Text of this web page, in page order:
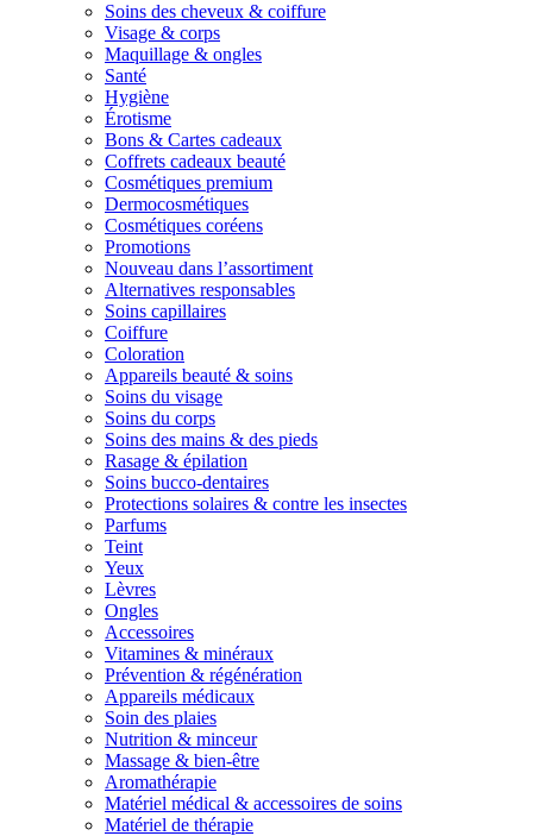
Soins des cheveux & coiffure
Visage & corps
Maquillage & ongles
Santé
Hygiène
Érotisme
Bons & Cartes cadeaux
Coffrets cadeaux beauté
Cosmétiques premium
Dermocosmétiques
Cosmétiques coréens
Promotions
Nouveau dans l’assortiment
Alternatives responsables
Soins capillaires
Coiffure
Coloration
Appareils beauté & soins
Soins du visage
Soins du corps
Soins des mains & des pieds
Rasage & épilation
Soins bucco-dentaires
Protections solaires & contre les insectes
Parfums
Teint
Yeux
Lèvres
Ongles
Accessoires
Vitamines & minéraux
Prévention & régénération
Appareils médicaux
Soin des plaies
Nutrition & minceur
Massage & bien-être
Aromathérapie
Matériel médical & accessoires de soins
Matériel de thérapie